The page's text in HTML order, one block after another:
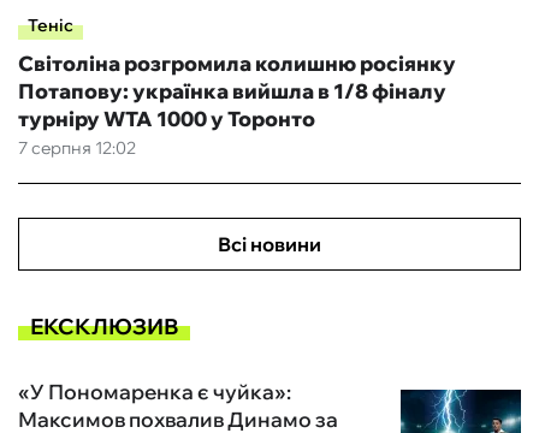
Теніс
7 серпня 12:02
Світоліна розгромила колишню росіянку
Потапову: українка вийшла в 1/8 фіналу
турніру WTA 1000 у Торонто
Всі новини
ЕКСКЛЮЗИВ
«У Пономаренка є чуйка»:
Максимов похвалив Динамо за